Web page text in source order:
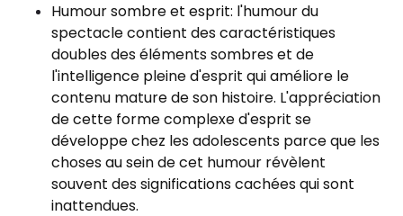
Humour sombre et esprit: l'humour du
spectacle contient des caractéristiques
doubles des éléments sombres et de
l'intelligence pleine d'esprit qui améliore le
contenu mature de son histoire. L'appréciation
de cette forme complexe d'esprit se
développe chez les adolescents parce que les
choses au sein de cet humour révèlent
souvent des significations cachées qui sont
inattendues.